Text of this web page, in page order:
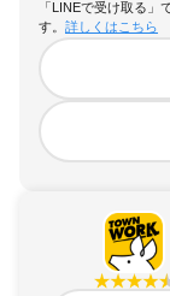
「LINEで受け取る」
す。 詳しくはこちら